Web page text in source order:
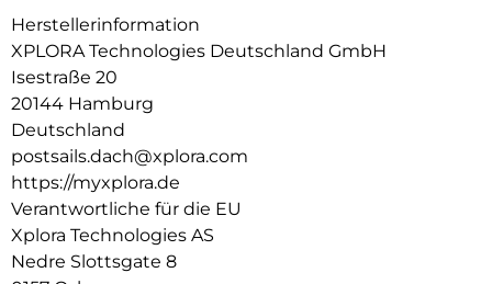
Das neue Design umfasst außerdem zwei austauschbare
Frames zum Individualisieren der Uhr. Die neue Generation
Eltern, die sich für ihr Kind einen sicheren Einstieg in die
digitale Kommunikation wünschen, ohne Kompromisse bei
Zuverlässigkeit und Qualität einzugehen.
Herstellerinformation
XPLORA Technologies Deutschland GmbH
Isestraße 20
20144 Hamburg
Deutschland
postsails.dach@xplora.com
https://myxplora.de
Verantwortliche für die EU
Xplora Technologies AS
Nedre Slottsgate 8